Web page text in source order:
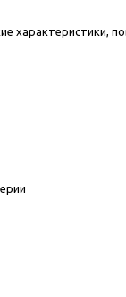
характеристики,